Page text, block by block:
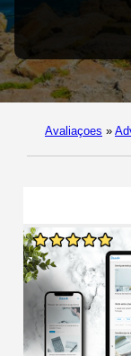
Avaliaçoes »